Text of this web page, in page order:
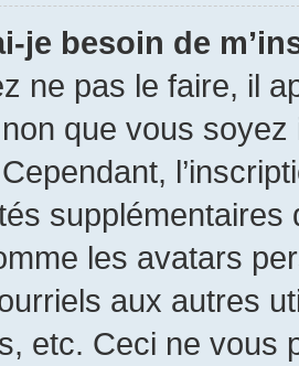
je besoin de
ne pas le faire, il
non que vous
les avatars
aux autres
etc. Ceci ne vous